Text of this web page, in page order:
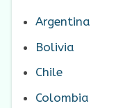
Argentina
Bolivia
Chile
Colombia